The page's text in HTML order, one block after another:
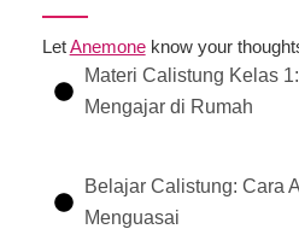
LetAnemoneknow your
Materi Calistung Kelas
Mengajar di Rumah
Belajar Calistung: Cara
Menguasai